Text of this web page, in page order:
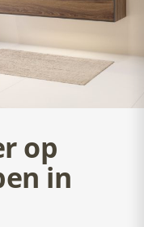
op
in